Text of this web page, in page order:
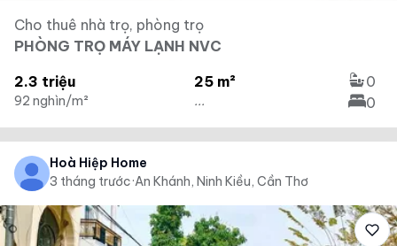
Cho thuê nhà trọ, phòng trọ
PHÒNG TRỌ MÁY LẠNH NVC
2.3 triệu
92 nghìn/m²
25 m²
...
0
0
Hoà Hiệp Home
3 tháng trước·An Khánh, Ninh Kiều, Cần Thơ